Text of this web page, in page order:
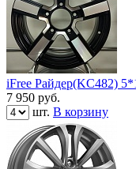
iFree Райдер(KC482)
7 950 руб.
шт. В корзину